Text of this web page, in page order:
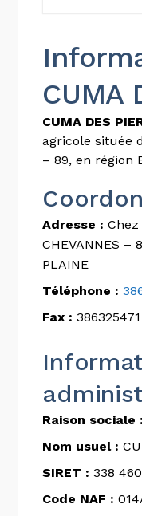
CUMA
CUMA DES
agricole située
– 89, en région
Adresse : Chez
CHEVANNES –
PLAINE
Téléphone :
Fax : 386325471
Raison sociale :
Nom usuel :
SIRET : 338
Code NAF :